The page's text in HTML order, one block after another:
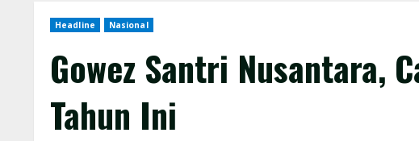
Headline Nasional
Gowez Santri Nusantara,
Tahun Ini